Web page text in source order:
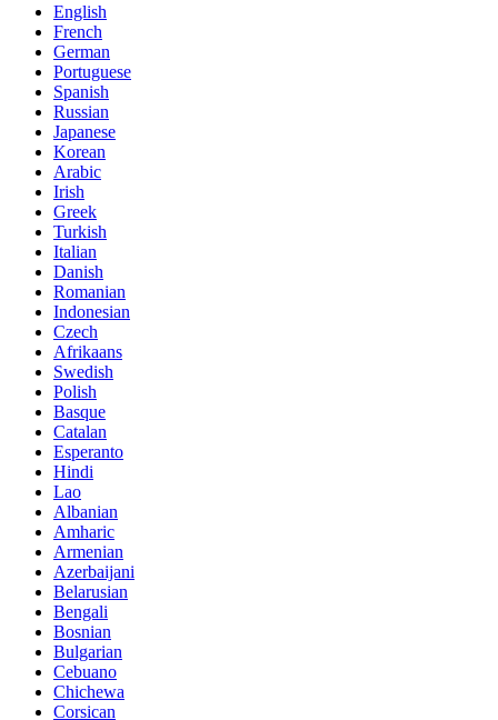
English
French
German
Portuguese
Spanish
Russian
Japanese
Korean
Arabic
Irish
Greek
Turkish
Italian
Danish
Romanian
Indonesian
Czech
Afrikaans
Swedish
Polish
Basque
Catalan
Esperanto
Hindi
Lao
Albanian
Amharic
Armenian
Azerbaijani
Belarusian
Bengali
Bosnian
Bulgarian
Cebuano
Chichewa
Corsican